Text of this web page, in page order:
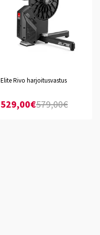
Elite Rivo harjoitusvastus
529,00€579,00€